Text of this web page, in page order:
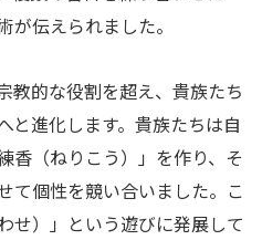
が伝えられました。
教的な役割を超え、貴族たち
と進化します。貴族たちは自
香（ねりこう）」を作り、そ
て個性を競い合いました。こ
せ）」という遊びに発展して